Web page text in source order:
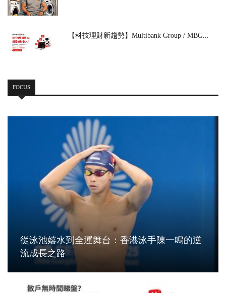
【科技理財新趨勢】Multibank Group / MBG...
FOCUS
從泳池嬉水到全運舞台：香港泳手陳一鳴的逆
流成長之路